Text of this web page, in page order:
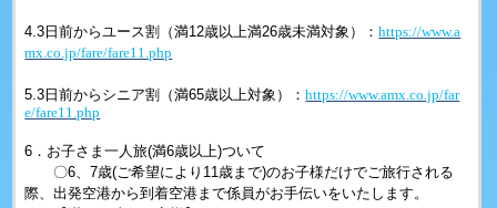
4.3日前からユース割（満12歳以上満26歳未満対象）：https://www.a
mx.co.jp/fare/fare11.php
5.3日前からシニア割（満65歳以上対象）：https://www.amx.co.jp/far
e/fare11.php
6．お子さま一人旅(満6歳以上)ついて
〇6、7歳(ご希望により11歳まで)のお子様だけでご旅行される
際、出発空港から到着空港まで係員がお手伝いをいたします。